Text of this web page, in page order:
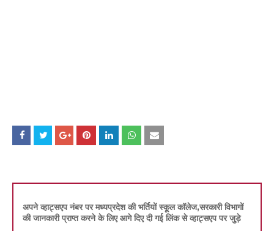
अपने व्हाट्सएप नंबर पर मध्यप्रदेश की भर्तियों स्कूल कॉलेज,सरकारी विभागों
की जानकारी प्राप्त करने के लिए आगे दिए दी गई लिंक से व्हाट्सएप पर जुड़े